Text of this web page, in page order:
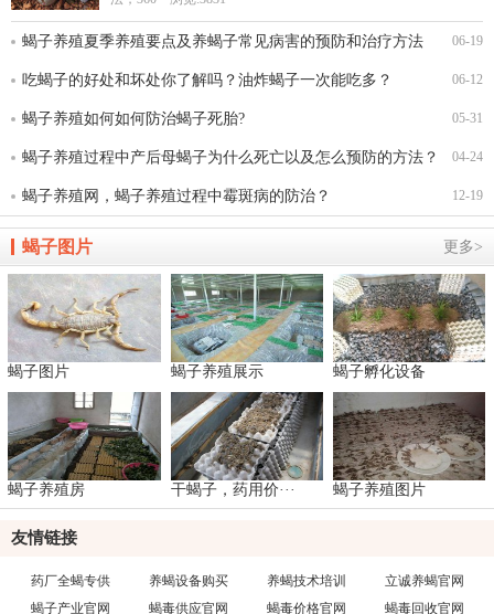
06-19
蝎子养殖夏季养殖要点及养蝎子常见病害的预防和治疗方法
06-12
吃蝎子的好处和坏处你了解吗？油炸蝎子一次能吃多？
05-31
蝎子养殖如何如何防治蝎子死胎?
04-24
蝎子养殖过程中产后母蝎子为什么死亡以及怎么预防的方法？
12-19
蝎子养殖网，蝎子养殖过程中霉斑病的防治？
更多>
蝎子图片
蝎子图片 蝎子养殖展示 蝎子孵化设备
蝎子养殖房 干蝎子，药用价··· 蝎子养殖图片
友情链接
药厂全蝎专供 养蝎设备购买 养蝎技术培训
立诚养蝎官网
蝎子产业官网
蝎毒供应官网 蝎毒价格官网 蝎毒回收官网